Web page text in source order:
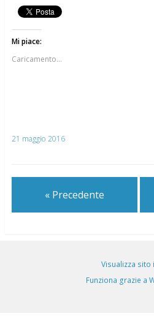
Mi piace:
Caricamento...
21 maggio 2016
« Precedente
Visualizza sito
Funziona grazie a